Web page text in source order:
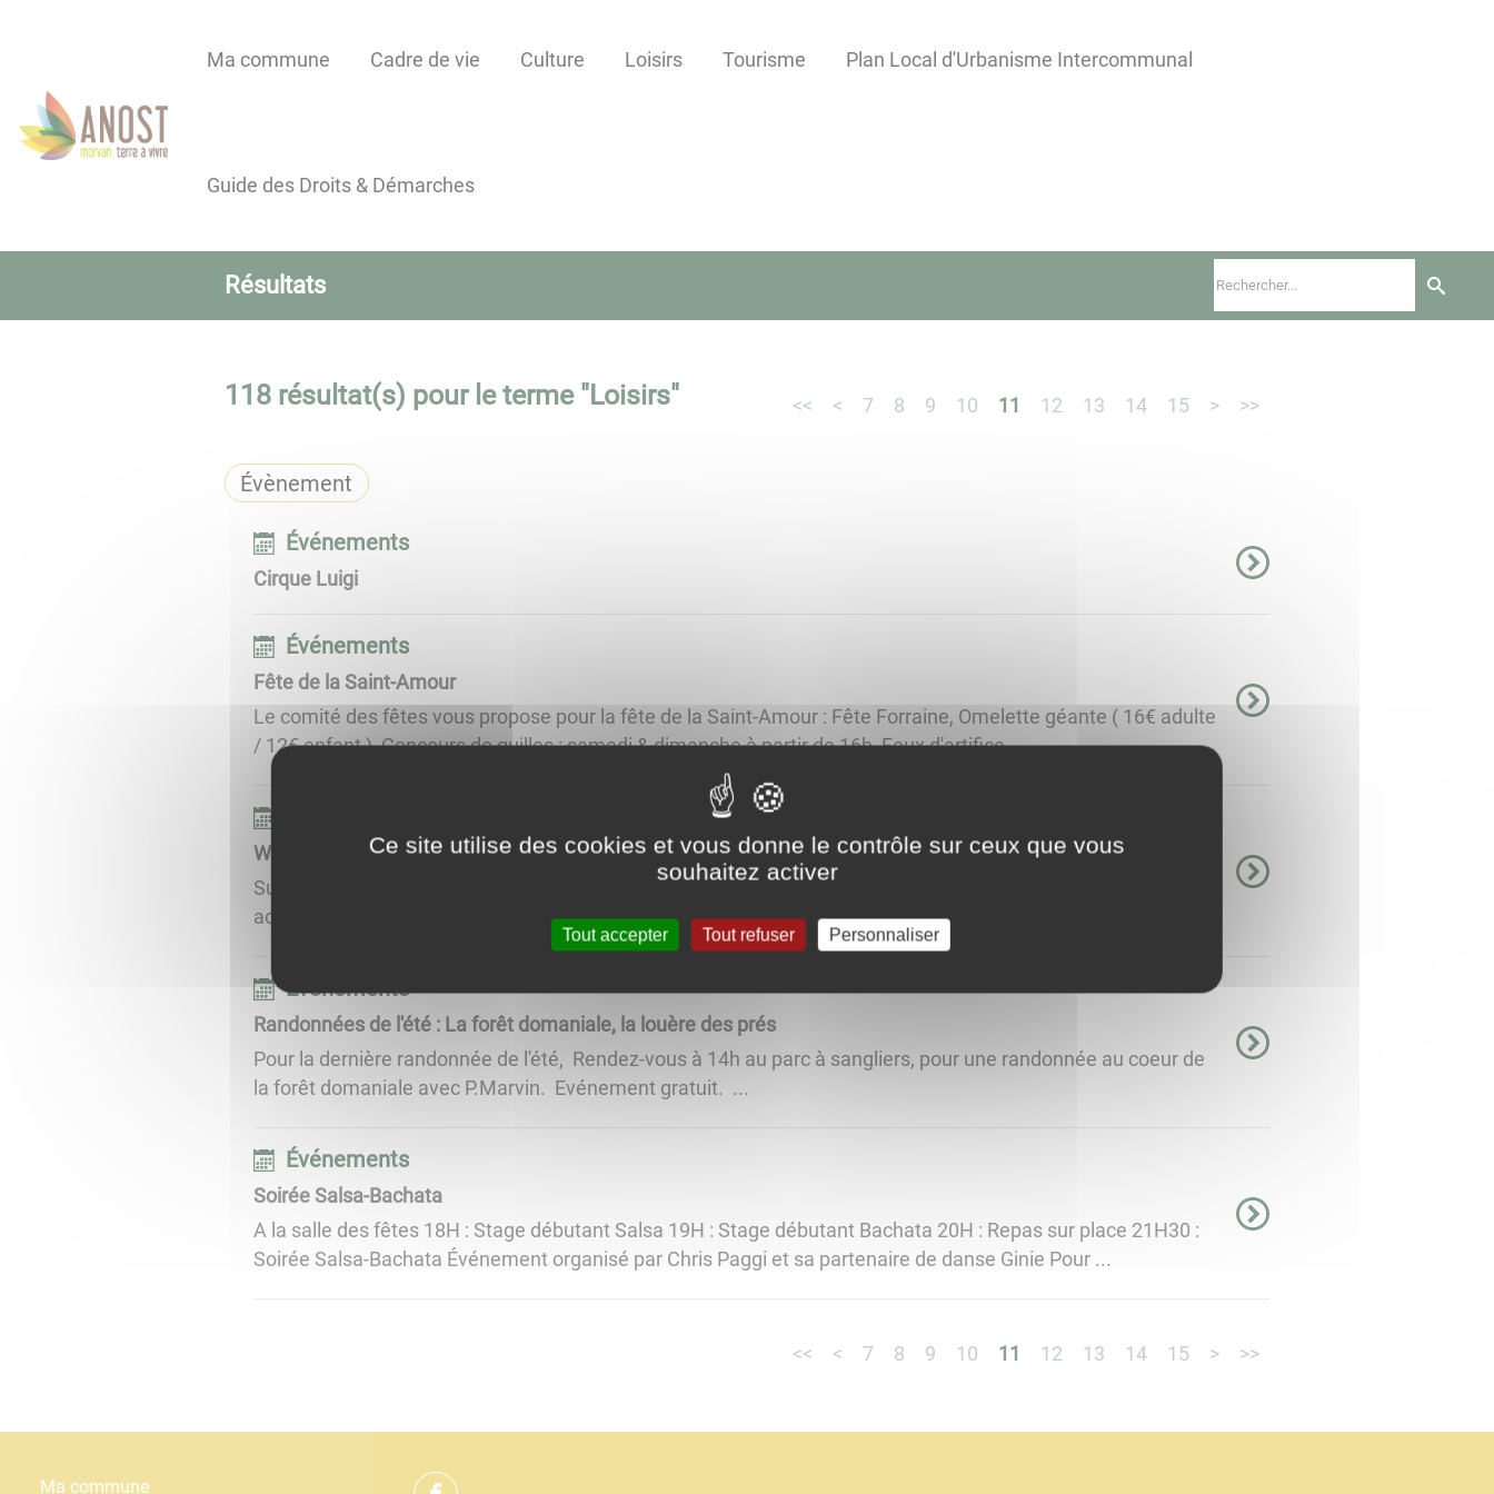
menu
contenu
principal
recherche
pied
Ma commune Cadre de vie Culture Loisirs Tourisme Plan Local d'Urbanisme Intercommunal
Guide des Droits & Démarches
Résultats
118résultat(s) pour le terme "Loisirs" << < 7 8 9 10 11 12 13 14 15 > >>
Évènement
Événements
Cirque Luigi
Événements
Fête de la Saint-Amour
Le comité des fêtes vous propose pour la fête de la Saint-Amour : Fête Forraine, Omelette géante ( 16€ adulte
/ 12€ enfant ), Concours de quilles : samedi & dimanche à partir de 16h, Feux d'artifice ...
Week-End Ecrevisses - Hôtel Fortin
Sur place ou à emporter à l'hôtel Fortin. Réservation au 06 67 68 78 75 Animation avec Paulo, le dimanche 7
août soir. ...
Événements
Randonnées de l'été : La forêt domaniale, la louère des prés
Pour la dernière randonnée de l'été, Rendez-vous à 14h au parc à sangliers, pour une randonnée au coeur de
la forêt domaniale avec P.Marvin. Evénement gratuit. ...
Événements
Soirée Salsa-Bachata
A la salle des fêtes 18H : Stage débutant Salsa 19H : Stage débutant Bachata 20H : Repas sur place 21H30 :
Soirée Salsa-Bachata Événement organisé par Chris Paggi et sa partenaire de danse Ginie Pour ...
<< < 7 8 9 10 11 12 13 14 15 > >>
Ma commune
Ce site utilise des cookies et vous donne le contrôle sur ceux que vous
souhaitez activer
Tout accepter Tout refuser Personnaliser